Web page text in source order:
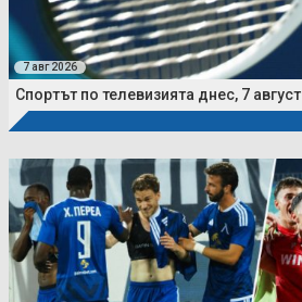
7 авг 2026
Спортът по телевизията днес, 7 август